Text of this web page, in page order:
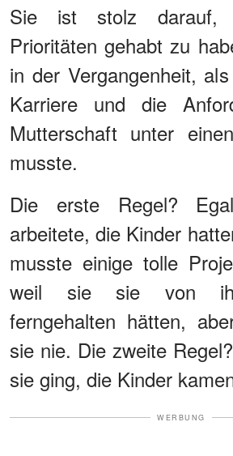
Sie ist stolz darauf,
Prioritäten gehabt zu
in der Vergangenheit,
Karriere und die
Mutterschaft unter
musste.
Die erste Regel?
arbeitete, die Kinder
musste einige tolle
weil sie sie von
ferngehalten hätten,
sie nie. Die zweite
sie ging, die Kinder
WERBUNG